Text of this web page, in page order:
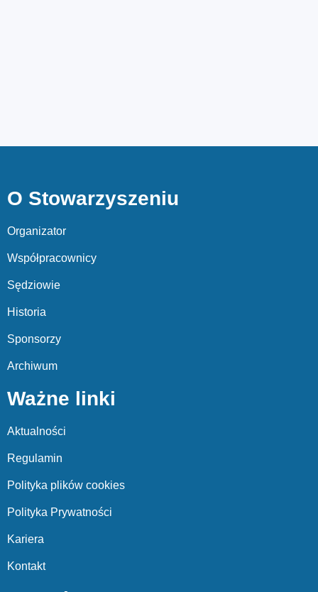
O Stowarzyszeniu
Organizator
Współpracownicy
Sędziowie
Historia
Sponsorzy
Archiwum
Ważne linki
Aktualności
Regulamin
Polityka plików cookies
Polityka Prywatności
Kariera
Kontakt